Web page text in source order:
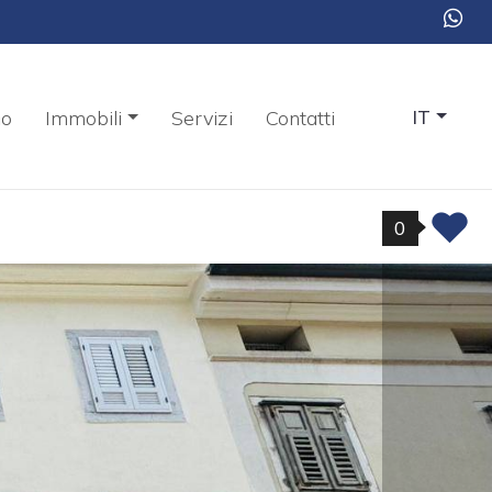
Immobili Servizi Contatti IT
0